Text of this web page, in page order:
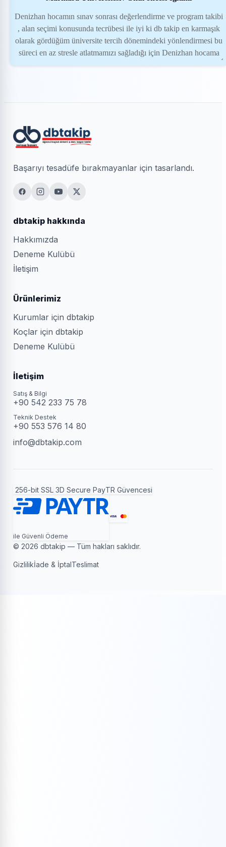
Denizhan hocamın sınav sonrası değerlendirme ve program takibi
, alan seçimi konusunda tecrübesi ile iyi ki db takip en karmaşık
olarak gördüğüm üniversite tercih dönemindeki yönlendirmesi bu
süreci en az stresle atlatmamızı sağladığı için Denizhan hocama
Başarıyı tesadüfe bırakmayanlar için tasarlandı.
dbtakip hakkında
Hakkımızda
Deneme Kulübü
İletişim
Ürünlerimiz
Kurumlar için dbtakip
Koçlar için dbtakip
Deneme Kulübü
İletişim
Satış & Bilgi
+90 542 233 75 78
Teknik Destek
+90 553 576 14 80
info@dbtakip.com
256-bit SSL 3D Secure PayTR Güvencesi
ile Güvenli Ödeme
© 2026 dbtakip — Tüm hakları saklıdır.
Gizlilikİade & İptalTeslimat